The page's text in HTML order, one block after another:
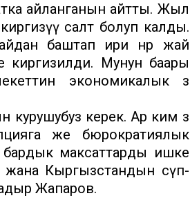
айланганын айтты. Жыл
салт болуп калды.
баштап ири өнөр жай
киргизилди. Мунун баары
экономикалык өз
керек. Ар ким өз
же бюрократиялык
максаттарды ишке
Кыргызстандын өсүп-
Жапаров.